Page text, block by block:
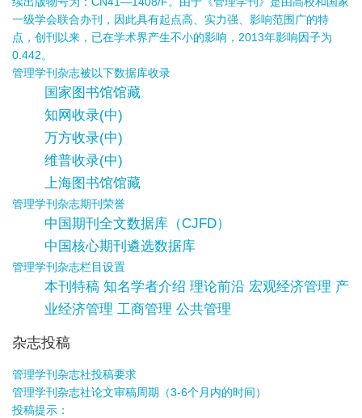
一级学会联合办刊，因此具有起点高、实力强、影响范围广的特
点，创刊以来，已在学术界产生不小的影响，2013年影响因子为
0.442。
管理学刊杂志被以下数据库收录
国家图书馆馆藏
知网收录(中)
万方收录(中)
维普收录(中)
上海图书馆馆藏
管理学刊杂志期刊荣誉
中国期刊全文数据库（CJFD）
中国核心期刊遴选数据库
管理学刊杂志栏目设置
本刊特稿 知名学者介绍 理论前沿 宏观经济管理 产
业经济管理 工商管理 公共管理
杂志投稿
管理学刊杂志社投稿要求
管理学刊杂志社论文审稿周期（3-6个月内的时间）
投稿提示：